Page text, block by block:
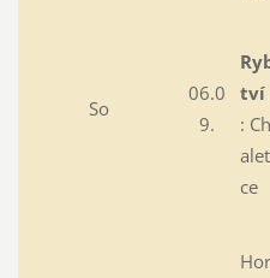
So
06.0
9.
tví
:
ce